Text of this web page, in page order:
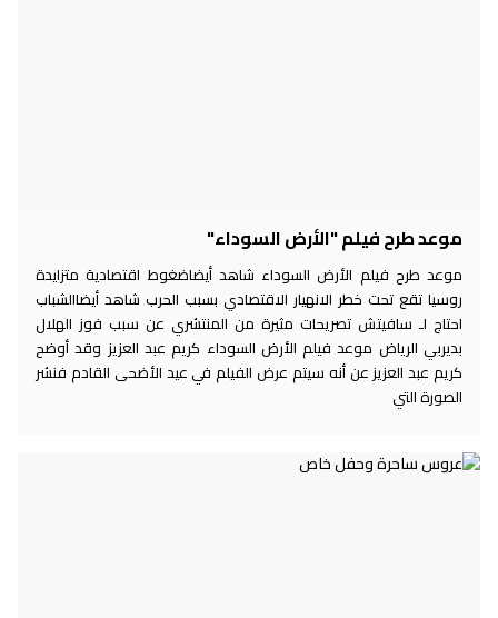
موعد طرح فيلم "الأرض السوداء"
موعد طرح فيلم الأرض السوداء شاهد أيضاضغوط اقتصادية متزايدة
روسيا تقع تحت خطر الانهيار الاقتصادي بسبب الحرب شاهد أيضاالشباب
احتاج لـ سافيتش تصريحات مثيرة من المنتشري عن سبب فوز الهلال
بديربي الرياض موعد فيلم الأرض السوداء كريم عبد العزيز وقد أوضح
كريم عبد العزيز عن أنه سيتم عرض الفيلم في عيد الأضحى القادم فنشر
الصورة التي